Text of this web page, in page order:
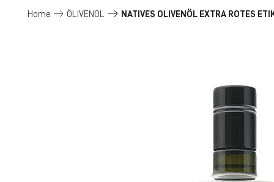
Home ÖLIVENOL NATIVES OLIVENÖL EXTRA ROTES